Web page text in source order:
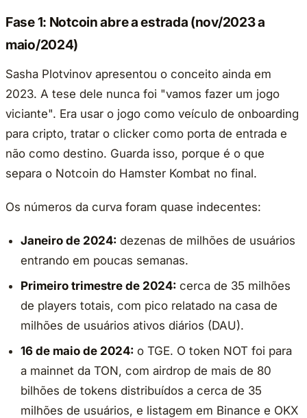
Fase 1: Notcoin abre a estrada (nov/2023 a
maio/2024)
Sasha Plotvinov apresentou o conceito ainda em
2023. A tese dele nunca foi "vamos fazer um jogo
viciante". Era usar o jogo como veículo de onboarding
para cripto, tratar o clicker como porta de entrada e
não como destino. Guarda isso, porque é o que
separa o Notcoin do Hamster Kombat no final.
Os números da curva foram quase indecentes:
Janeiro de 2024: dezenas de milhões de usuários
entrando em poucas semanas.
Primeiro trimestre de 2024: cerca de 35 milhões
de players totais, com pico relatado na casa de
milhões de usuários ativos diários (DAU).
16 de maio de 2024: o TGE. O token NOT foi para
a mainnet da TON, com airdrop de mais de 80
bilhões de tokens distribuídos a cerca de 35
milhões de usuários, e listagem em Binance e OKX